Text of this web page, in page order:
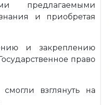
предлагаемыми
и приобретая
и закреплению
право
взглянуть на